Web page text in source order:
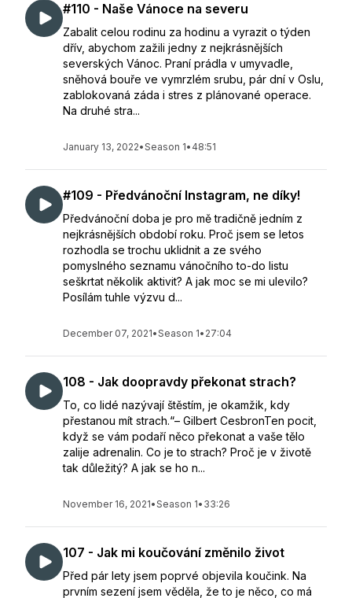
#110 - Naše Vánoce na severu
Zabalit celou rodinu za hodinu a vyrazit o týden
dřív, abychom zažili jedny z nejkrásnějších
severských Vánoc. Praní prádla v umyvadle,
sněhová bouře ve vymrzlém srubu, pár dní v Oslu,
zablokovaná záda i stres z plánované operace.
Na druhé stra...
January 13, 2022•Season 1• 48:51
#109 - Předvánoční Instagram, ne díky!
Předvánoční doba je pro mě tradičně jedním z
nejkrásnějších období roku. Proč jsem se letos
rozhodla se trochu uklidnit a ze svého
pomyslného seznamu vánočního to-do listu
seškrtat několik aktivit? A jak moc se mi ulevilo?
Posílám tuhle výzvu d...
December 07, 2021•Season 1• 27:04
108 - Jak doopravdy překonat strach?
To, co lidé nazývají štěstím, je okamžik, kdy
přestanou mít strach.“– Gilbert CesbronTen pocit,
když se vám podaří něco překonat a vaše tělo
zalije adrenalin. Co je to strach? Proč je v životě
tak důležitý? A jak se ho n...
November 16, 2021•Season 1• 33:26
107 - Jak mi koučování změnilo život
Před pár lety jsem poprvé objevila koučink. Na
prvním sezení jsem věděla, že to je něco, co má